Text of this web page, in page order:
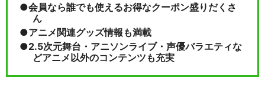
会員なら誰でも使えるお得なクーポン盛りだくさ
ん
アニメ関連グッズ情報も満載
2.5次元舞台・アニソンライブ・声優バラエティな
どアニメ以外のコンテンツも充実